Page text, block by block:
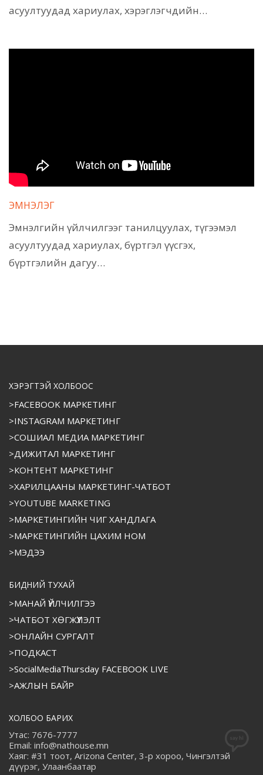
асуултуудад хариулах, хэрэглэгчдийн…
ЭМНЭЛЭГ
Эмнэлгийн үйлчилгээг танилцуулах, түгээмэл
асуултуудад хариулах, бүртгэл үүсгэх,
бүртгэлийн дагуу…
ХЭРЭГТЭЙ ХОЛБООС
>FACEBOOK МАРКЕТИНГ
>INSTAGRAM МАРКЕТИНГ
>СОШИАЛ МЕДИА МАРКЕТИНГ
>ДИЖИТАЛ МАРКЕТИНГ
>КОНТЕНТ МАРКЕТИНГ
>ХАРИЛЦААНЫ МАРКЕТИНГ-ЧАТБОТ
>YOUTUBE MARKETING
>МАРКЕТИНГИЙН ЧИГ ХАНДЛАГА
>МАРКЕТИНГИЙН ЦАХИМ НОМ
>МЭДЭЭ
БИДНИЙ ТУХАЙ
>МАНАЙ ҮЙЛЧИЛГЭЭ
>ЧАТБОТ ХӨГЖҮҮЛЭЛТ
>ОНЛАЙН СУРГАЛТ
>ПОДКАСТ
>SocialMediaThursday FACEBOOK LIVE
>АЖЛЫН БАЙР
ХОЛБОО БАРИХ
Утас: 7676-7777
Email: info@nathouse.mn
Хаяг: #31 тоот, Arizona Center, 3-р хороо, Чингэлтэй
дүүрэг, Улаанбаатар